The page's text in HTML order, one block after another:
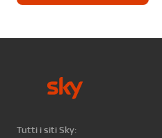
Tutti i siti Sky: